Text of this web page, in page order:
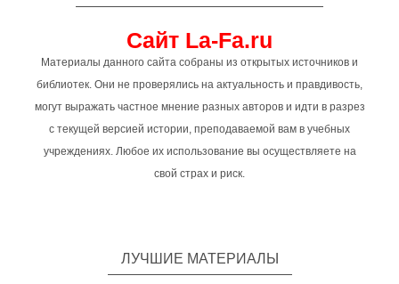
Сайт La-Fa.ru
Материалы данного сайта собраны из открытых источников и
библиотек. Они не проверялись на актуальность и правдивость,
могут выражать частное мнение разных авторов и идти в разрез
с текущей версией истории, преподаваемой вам в учебных
учреждениях. Любое их использование вы осуществляете на
свой страх и риск.
ЛУЧШИЕ МАТЕРИАЛЫ